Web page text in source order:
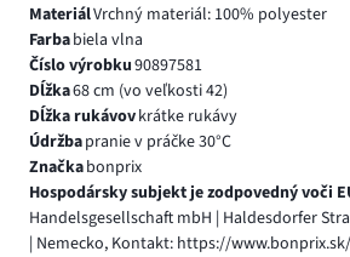
MateriálVrchný materiál: 100% polyester
Farbabiela vlna
Číslo výrobku90897581
Dĺžka68 cm (vo veľkosti 42)
Dĺžka rukávovkrátke rukávy
Údržbapranie v práčke 30°C
Značkabonprix
Hospodársky subjekt je zodpovedný voči
Handelsgesellschaft mbH | Haldesdorfer
| Nemecko, Kontakt: https://